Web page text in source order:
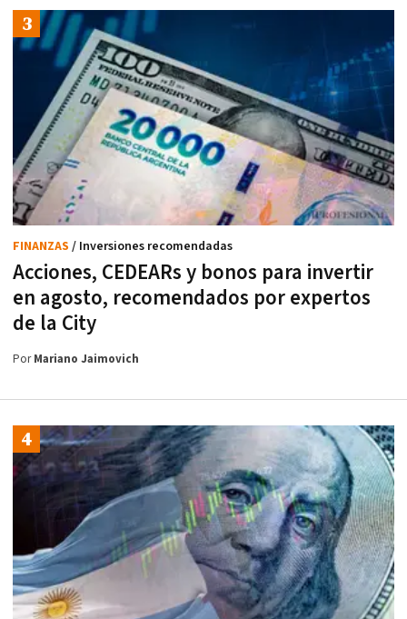
Acciones, CEDEARs y bonos para invertir
en agosto, recomendados por expertos
de la City
FINANZAS / Inversiones recomendadas
PorMariano Jaimovich